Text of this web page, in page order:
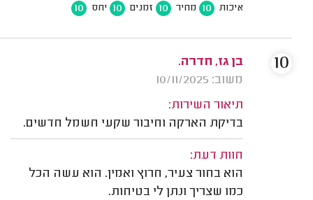
איכות 10 מחיר 10 זמנים 10 יחס 10
בן גז, חדרה.
משוב: 10/11/2025
תיאור השירות:
בדיקת הארקה וחיבור שקעי חשמל חדשים.
חוות דעת:
הוא בחור צעיר, חרוץ ואמין. הוא עשה הכל
כמו שצריך ונתן לי בטיחות.
10